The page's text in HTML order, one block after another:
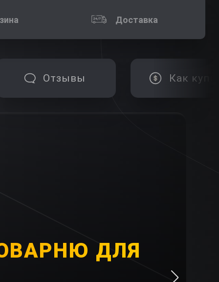
Доставка
Отзывы Как
ДЛЯ